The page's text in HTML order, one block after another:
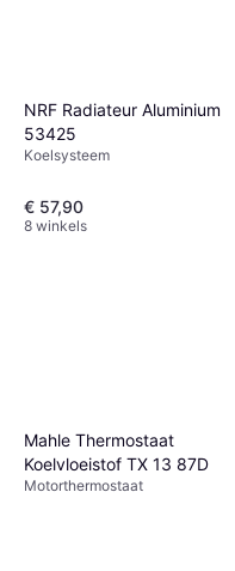
NRF Radiateur Aluminium
53425
Koelsysteem
€ 57,90
8 winkels
Mahle Thermostaat
Koelvloeistof TX 13 87D
Motorthermostaat